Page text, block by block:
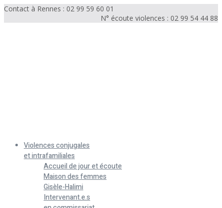
Contact à Rennes : 02 99 59 60 01
N° écoute violences : 02 99 54 44 88
Violences conjugales
et intrafamiliales
Accueil de jour et écoute
Maison des femmes
Gisèle-Halimi
Intervenant.e.s